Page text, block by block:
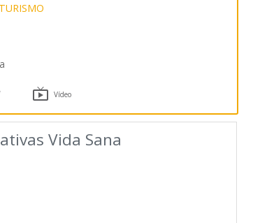
 Vídeo
Vida Sana